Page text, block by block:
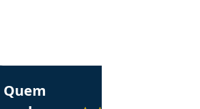
em depoimento
Alessandra recomenda o Aprova
Quem